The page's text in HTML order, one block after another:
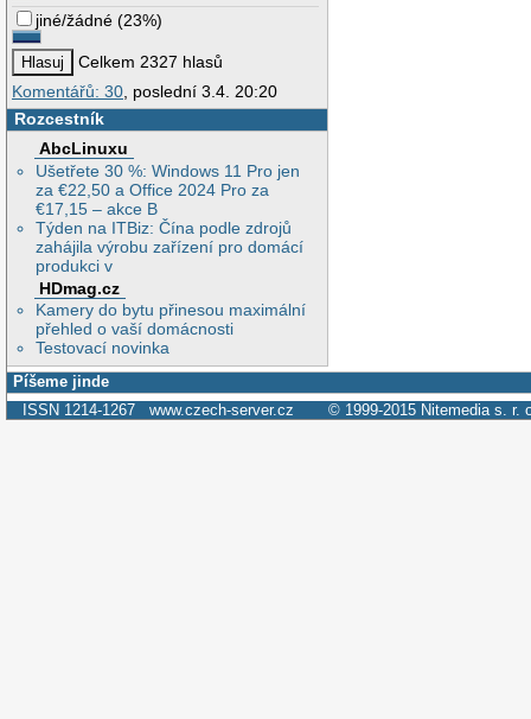
jiné/žádné (23%)
Celkem 2327 hlasů
Komentářů: 30, poslední 3.4. 20:20
Rozcestník
AbcLinuxu
Ušetřete 30 %: Windows 11 Pro jen
za €22,50 a Office 2024 Pro za
€17,15 – akce B
Týden na ITBiz: Čína podle zdrojů
zahájila výrobu zařízení pro domácí
produkci v
HDmag.cz
Kamery do bytu přinesou maximální
přehled o vaší domácnosti
Testovací novinka
Píšeme jinde
ISSN 1214-1267 www.czech-server.cz © 1999-2015 Nitemedia s. r.